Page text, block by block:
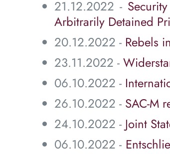
21.12.2022 -
Arbitrarily Detained
20.12.2022 - Rebels
23.11.2022 -
06.10.2022 -
26.10.2022 - SAC-M
24.10.2022 - Joint
06.10.2022 -